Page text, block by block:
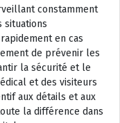
constamment
situations
en cas
de prévenir les
la sécurité et le
et des visiteurs
aux détails et aux
la différence dans